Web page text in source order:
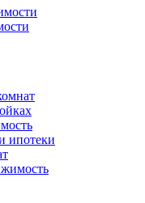
ипотеки